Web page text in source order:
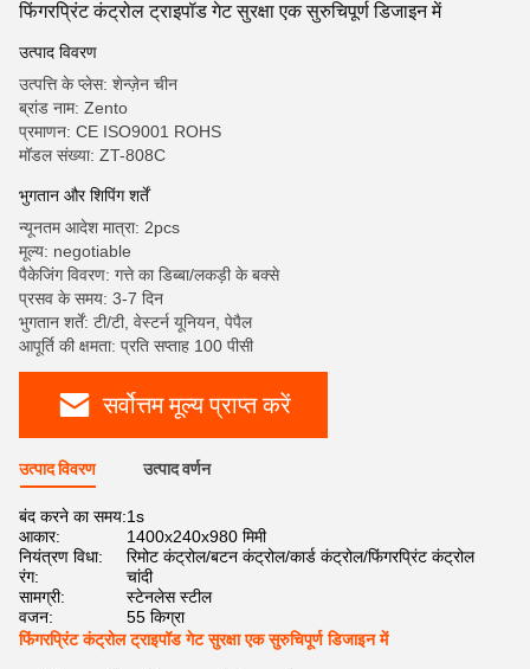
फिंगरप्रिंट कंट्रोल ट्राइपॉड गेट सुरक्षा एक सुरुचिपूर्ण डिजाइन में
उत्पाद विवरण
उत्पत्ति के प्लेस: शेन्ज़ेन चीन
ब्रांड नाम: Zento
प्रमाणन: CE ISO9001 ROHS
मॉडल संख्या: ZT-808C
भुगतान और शिपिंग शर्तें
न्यूनतम आदेश मात्रा: 2pcs
मूल्य: negotiable
पैकेजिंग विवरण: गत्ते का डिब्बा/लकड़ी के बक्से
प्रसव के समय: 3-7 दिन
भुगतान शर्तें: टी/टी, वेस्टर्न यूनियन, पेपैल
आपूर्ति की क्षमता: प्रति सप्ताह 100 पीसी
सर्वोत्तम मूल्य प्राप्त करें
उत्पाद विवरण उत्पाद वर्णन
बंद करने का समय:1s
आकार:
1400x240x980 मिमी
नियंत्रण विधा:
रिमोट कंट्रोल/बटन कंट्रोल/कार्ड कंट्रोल/फिंगरप्रिंट कंट्रोल
रंग:
चांदी
सामग्री:
स्टेनलेस स्टील
वजन:
55 किग्रा
फिंगरप्रिंट कंट्रोल ट्राइपॉड गेट सुरक्षा एक सुरुचिपूर्ण डिजाइन में